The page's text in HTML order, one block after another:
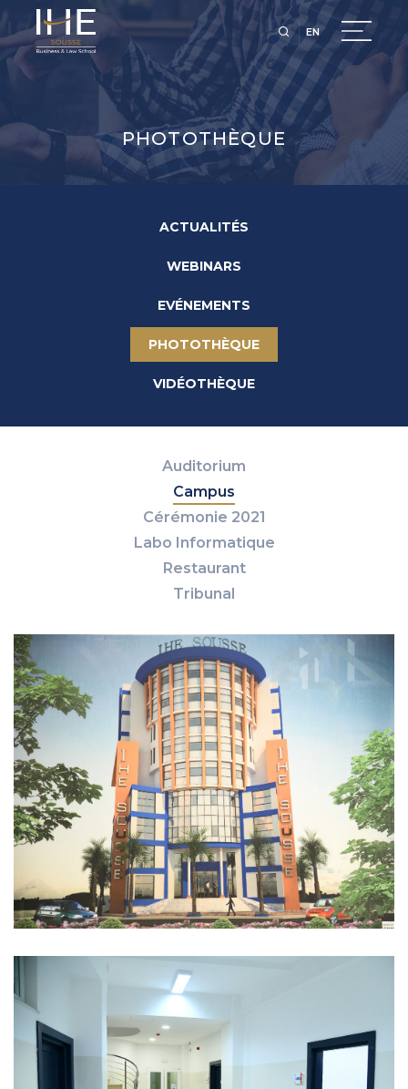
EN
PHOTOTHÈQUE
ACTUALITÉS
WEBINARS
EVÉNEMENTS
PHOTOTHÈQUE
VIDÉOTHÈQUE
Auditorium
Campus
Cérémonie 2021
Labo Informatique
Restaurant
Tribunal